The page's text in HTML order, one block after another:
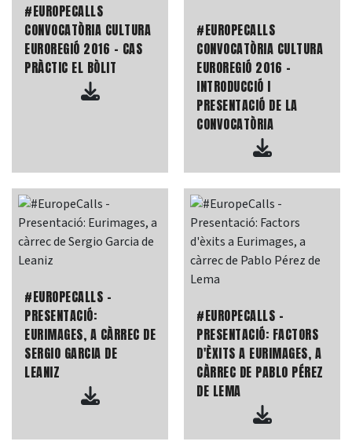
#EUROPECALLS
CONVOCATÒRIA CULTURA
EUROREGIÓ 2016 - CAS
PRÀCTIC EL BÒLIT
#EUROPECALLS
CONVOCATÒRIA CULTURA
EUROREGIÓ 2016 -
INTRODUCCIÓ I
PRESENTACIÓ DE LA
CONVOCATÒRIA
#EUROPECALLS -
PRESENTACIÓ:
EURIMAGES, A CÀRREC DE
SERGIO GARCIA DE
LEANIZ
#EUROPECALLS -
PRESENTACIÓ: FACTORS
D'ÈXITS A EURIMAGES, A
CÀRREC DE PABLO PÉREZ
DE LEMA